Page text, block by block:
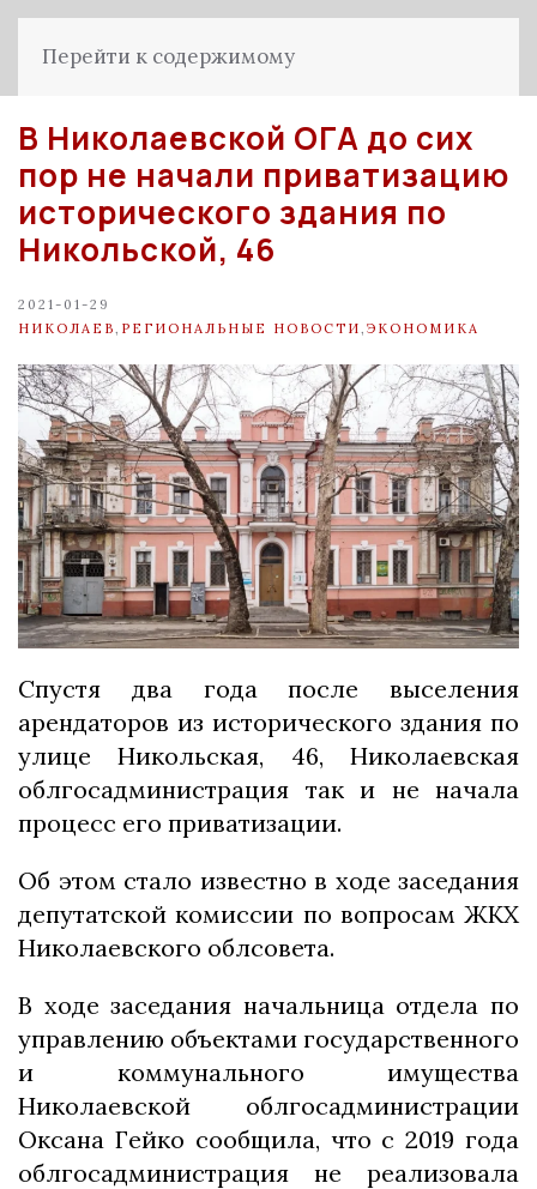
Перейти к содержимому
В Николаевской ОГА до сих
пор не начали приватизацию
исторического здания по
Никольской, 46
2021-01-29
НИКОЛАЕВ РЕГИОНАЛЬНЫЕ НОВОСТИ ЭКОНОМИКА
Спустя два года после выселения
арендаторов из исторического здания по
улице Никольская, 46, Николаевская
облгосадминистрация так и не начала
процесс его приватизации.
Об этом стало известно в ходе заседания
депутатской комиссии по вопросам ЖКХ
Николаевского облсовета.
В ходе заседания начальница отдела по
управлению объектами государственного
и коммунального имущества
Николаевской облгосадминистрации
Оксана Гейко сообщила, что с 2019 года
облгосадминистрация не реализовала